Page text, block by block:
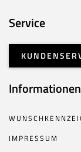
Service
Informationen
IMPRESSUM